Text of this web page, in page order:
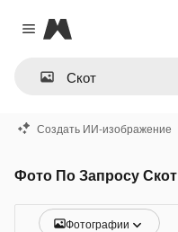
Close menu
Magnific
Создать ИИ-изображение
Фото По Запросу Скот
Фотографии